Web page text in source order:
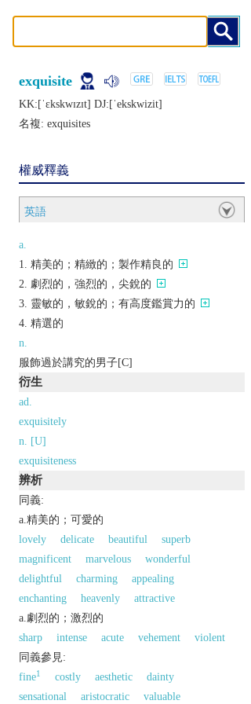
exquisite
KK:[ˈɛkskwɪzɪt] DJ:[ˈеkskwizit]
名複: exquisites
權威釋義
英語
a.
精美的；精緻的；製作精良的
劇烈的，強烈的，尖銳的
靈敏的，敏銳的；有高度鑑賞力的
精選的
n.
服飾過於講究的男子[C]
衍生
ad.
exquisitely
n. [U]
exquisiteness
辨析
同義:
a.精美的；可愛的
lovely
delicate beautiful
superb
magnificent
marvelous
wonderful
delightful
charming
appealing
enchanting
heavenly
attractive
a.劇烈的；激烈的
sharp
intense acute vehement
violent
同義參見:
fine1 costly aesthetic
dainty
sensational
aristocratic valuable